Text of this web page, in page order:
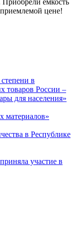
цене!
в
товаров России –
для населения»
материалов»
в Республике
участие в